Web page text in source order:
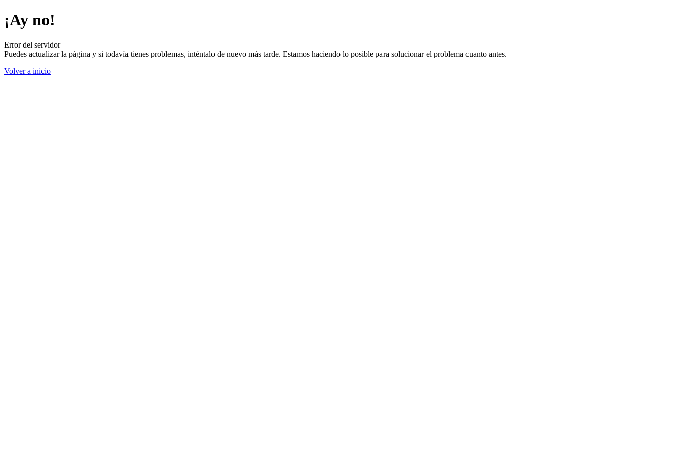
¡Ay no!
Error del servidor
Puedes actualizar la página y si todavía tienes problemas, inténtalo de nuevo más tarde. Estamos haciendo lo posible para solucionar el problema cuanto antes.
Volver a inicio